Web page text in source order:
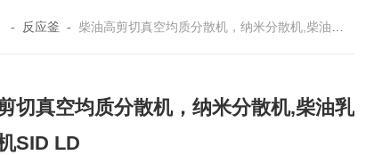
- 反应釜 - 柴油高剪切真空均质分散机，纳米分散机,柴油乳化分散机SID LD
切真空均质分散机，纳米分散机,柴油乳
SID LD